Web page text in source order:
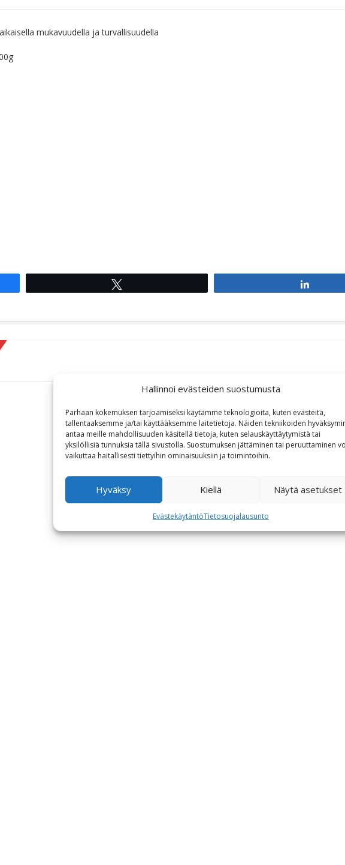
Hallinnoi evästeiden suostumusta
Parhaan kokemuksen tarjoamiseksi käytämme teknologioita, kuten evästeitä,
tallentaaksemme ja/tai käyttääksemme laitetietoja. Näiden tekniikoiden
antaa meille mahdollisuuden käsitellä tietoja, kuten selauskäyttäytymistä tai
yksilöllisiä tunnuksia tällä sivustolla. Suostumuksen jättäminen tai peruuttaminen
vaikuttaa haitallisesti tiettyihin ominaisuuksiin ja toimintoihin.
Hyväksy Kiellä Näytä asetukset
EvästekäytäntöTietosuojalausunto
mukavuudella ja turvallisuudella
on: 370,00€.
on: 390,00€.